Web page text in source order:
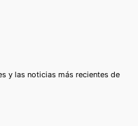
y las noticias más recientes de